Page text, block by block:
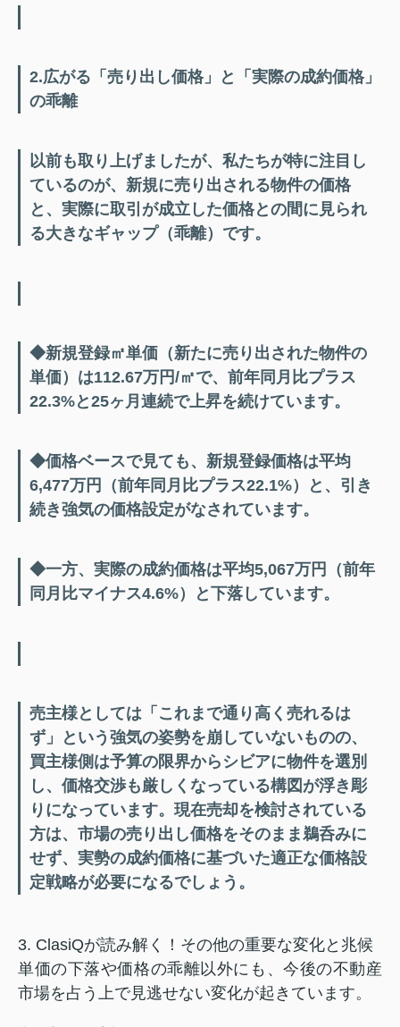
2.広がる「売り出し価格」と「実際の成約価格」
の乖離
以前も取り上げましたが、私たちが特に注目し
ているのが、新規に売り出される物件の価格
と、実際に取引が成立した価格との間に見られ
る大きなギャップ（乖離）です。
◆新規登録㎡単価（新たに売り出された物件の
単価）は112.67万円/㎡で、前年同月比プラス
22.3%と25ヶ月連続で上昇を続けています。
◆価格ベースで見ても、新規登録価格は平均
6,477万円（前年同月比プラス22.1%）と、引き
続き強気の価格設定がなされています。
◆一方、実際の成約価格は平均5,067万円（前年
同月比マイナス4.6%）と下落しています。
売主様としては「これまで通り高く売れるは
ず」という強気の姿勢を崩していないものの、
買主様側は予算の限界からシビアに物件を選別
し、価格交渉も厳しくなっている構図が浮き彫
りになっています。現在売却を検討されている
方は、市場の売り出し価格をそのまま鵜呑みに
せず、実勢の成約価格に基づいた適正な価格設
定戦略が必要になるでしょう。
3. ClasiQが読み解く！その他の重要な変化と兆候
単価の下落や価格の乖離以外にも、今後の不動産
市場を占う上で見逃せない変化が起きています。